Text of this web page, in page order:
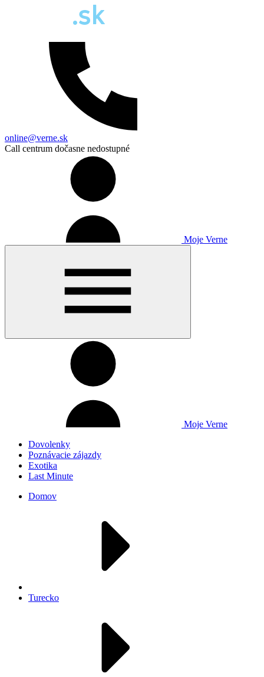
online@verne.sk
Call centrum dočasne nedostupné
Moje Verne
Moje Verne
Dovolenky
Poznávacie zájazdy
Exotika
Last Minute
Domov
Turecko